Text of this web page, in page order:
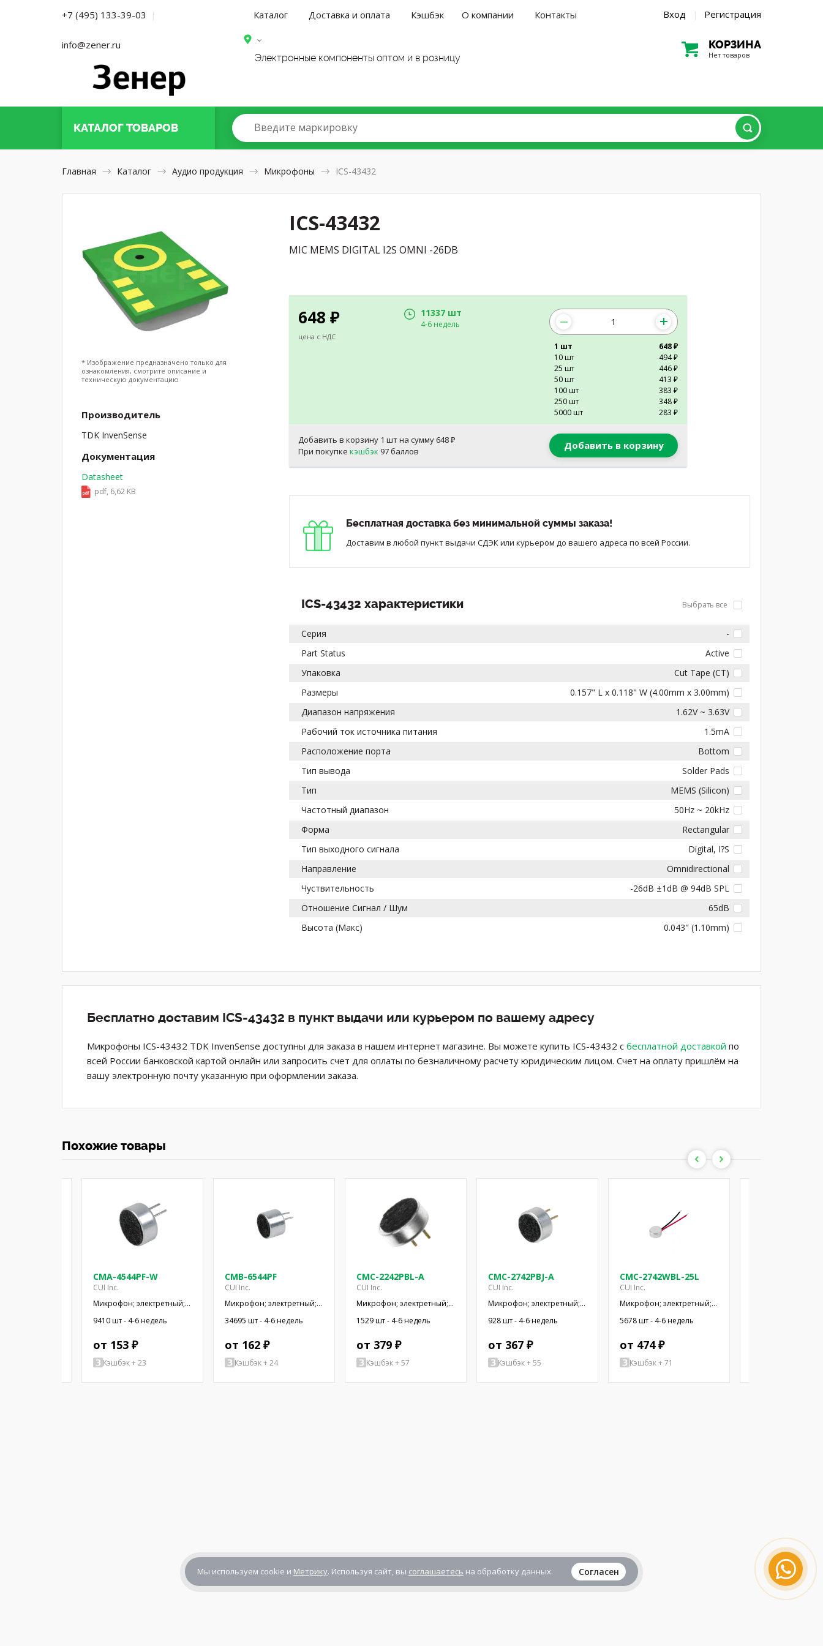
+7 (495) 133-39-03 |
info@zener.ru
Каталог Доставка и оплата Кэшбэк О компании Контакты Вход | Регистрация
Электронные компоненты оптом и в розницу
КОРЗИНА
Нет товаров
КАТАЛОГТОВАРОВ Введите маркировку
Главная Каталог Аудио продукция Микрофоны ICS-43432
ICS-43432
MIC MEMS DIGITAL I2S OMNI -26DB
648 ₽
цена с НДС
11337 шт
4-6 недель
1 шт
648 ₽
10 шт
494 ₽
25 шт
446 ₽
50 шт
413 ₽
100 шт
383 ₽
250 шт
348 ₽
5000 шт
283 ₽
Добавить в корзину 1 шт на сумму 648 ₽
При покупкекэшбэк 97 баллов Добавить в корзину
Бесплатная доставка без минимальной суммы заказа!
Доставим в любой пункт выдачи СДЭК или курьером до вашего адреса по всей России.
ICS-43432 характеристики Выбрать все
Серия
-
Part Status
Active
Упаковка
Cut Tape (CT)
Размеры
0.157" L x 0.118" W (4.00mm x 3.00mm)
Диапазон напряжения
1.62V ~ 3.63V
Рабочий ток источника питания
1.5mA
Расположение порта
Bottom
Тип вывода
Solder Pads
Тип
MEMS (Silicon)
Частотный диапазон
50Hz ~ 20kHz
Форма
Rectangular
Тип выходного сигнала
Digital, I?S
Направление
Omnidirectional
Чуствительность
-26dB ±1dB @ 94dB SPL
Отношение Сигнал / Шум
65dB
Высота (Макс)
0.043" (1.10mm)
* Изображение предназначено только для
ознакомления, смотрите описание и
техническую документацию
Производитель
TDK InvenSense
Документация
Datasheet
pdf, 6,62 KB
Бесплатно доставим ICS-43432 в пункт выдачи или курьером по вашему адресу
Микрофоны ICS-43432 TDK InvenSense доступны для заказа в нашем интернет магазине. Вы можете купить ICS-43432 с бесплатной доставкой по
всей России банковской картой онлайн или запросить счет для оплаты по безналичному расчету юридическим лицом. Счет на оплату пришлём на
вашу электронную почту указанную при оформлении заказа.
Похожие товары
CMA-4544PF-W
CUI Inc.
Микрофон; электретный;
20Гц÷20кГц; 2,2кОм; -44дБ;
Ø9,7x4,5мм; SMT
9410 шт - 4-6 недель
от 153 ₽
Кэшбэк + 23
CMB-6544PF
CUI Inc.
Микрофон; электретный;
20Гц÷20кГц; 1кОм; -44дБ;
Ø9,4x6,5мм; 500мкА
34695 шт - 4-6 недель
от 162 ₽
Кэшбэк + 24
CMC-2242PBL-A
CUI Inc.
Микрофон; электретный;
100Гц÷20кГц; 2,2кОм;
-42дБ; Ø6x2,2мм; 2÷10В
1529 шт - 4-6 недель
от 379 ₽
Кэшбэк + 57
CMC-2742PBJ-A
CUI Inc.
Микрофон; электретный;
100Гц÷20кГц; 2,2кОм;
-42дБ; Ø6x2,7мм; 2÷10В
928 шт - 4-6 недель
от 367 ₽
Кэшбэк + 55
CMC-2742WBL-25L
CUI Inc.
Микрофон; электретный;
100Гц÷20кГц; 2,2кОм;
-42дБ; Ø6x2,7мм; 2÷10В
5678 шт - 4-6 недель
от 474 ₽
Кэшбэк + 71
Мы используем cookie и Метрику. Используя сайт, вы соглашаетесь на обработку данных. Согласен